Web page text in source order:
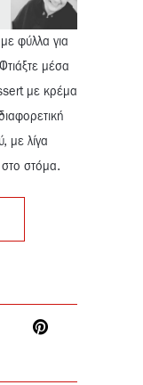
φύλλα για
μέσα
με κρέμα
με λίγα
στο στόμα.